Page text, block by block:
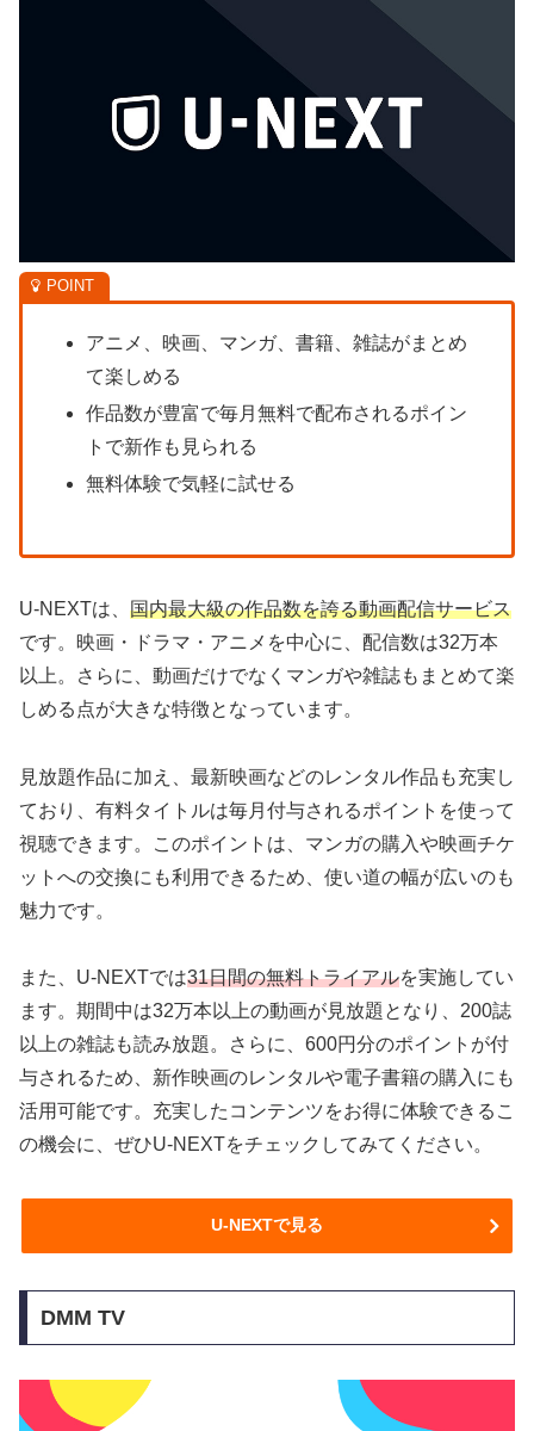
アニメ、映画、マンガ、書籍、雑誌がまとめ
て楽しめる
作品数が豊富で毎月無料で配布されるポイン
トで新作も見られる
無料体験で気軽に試せる
U-NEXTは、 国内最大級の作品数を誇る動画配信サービス
です。映画・ドラマ・アニメを中心に、配信数は32万本
以上。さらに、動画だけでなくマンガや雑誌もまとめて楽
しめる点が大きな特徴となっています。
見放題作品に加え、最新映画などのレンタル作品も充実し
ており、有料タイトルは毎月付与されるポイントを使って
視聴できます。このポイントは、マンガの購入や映画チケ
ットへの交換にも利用できるため、使い道の幅が広いのも
魅力です。
また、U-NEXTでは31日間の無料トライアルを実施してい
ます。期間中は32万本以上の動画が見放題となり、200誌
以上の雑誌も読み放題。さらに、600円分のポイントが付
与されるため、新作映画のレンタルや電子書籍の購入にも
活用可能です。充実したコンテンツをお得に体験できるこ
の機会に、ぜひU-NEXTをチェックしてみてください。
U-NEXTで見る
DMM TV